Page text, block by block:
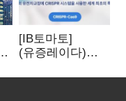
[IB토마토]
(유증레이다)
3분의 1 토막…